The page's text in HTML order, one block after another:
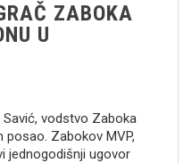
ZABOKA
U
vodstvo Zaboka
posao. Zabokov MVP,
jednogodišnji ugovor